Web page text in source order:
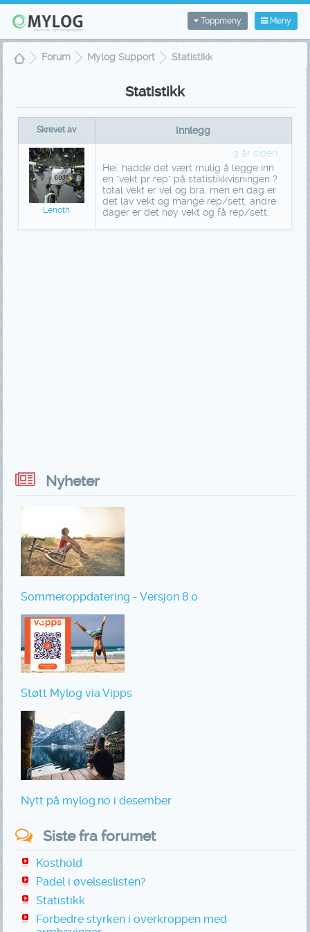
Meny
Toppmeny
Forum Mylog Support Statistikk
Statistikk
Skrevet av Innlegg
Lenoth
3 år siden
Hei, hadde det vært mulig å legge inn
en "vekt pr rep" på statistikkvisningen ?
total vekt er vel og bra, men en dag er
det lav vekt og mange rep/sett, andre
dager er det høy vekt og få rep/sett.
Nyheter
Sommeroppdatering - Versjon 8.0
Støtt Mylog via Vipps
Nytt på mylog.no i desember
Siste fra forumet
Kosthold
Padel i øvelseslisten?
Statistikk
Forbedre styrken i overkroppen med